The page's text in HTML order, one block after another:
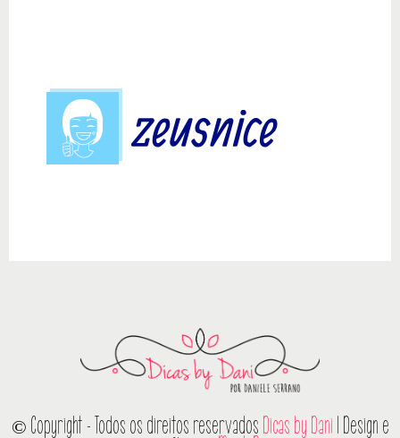
© Copyright - Todos os direitos reservados Dicas by Dani | Design e